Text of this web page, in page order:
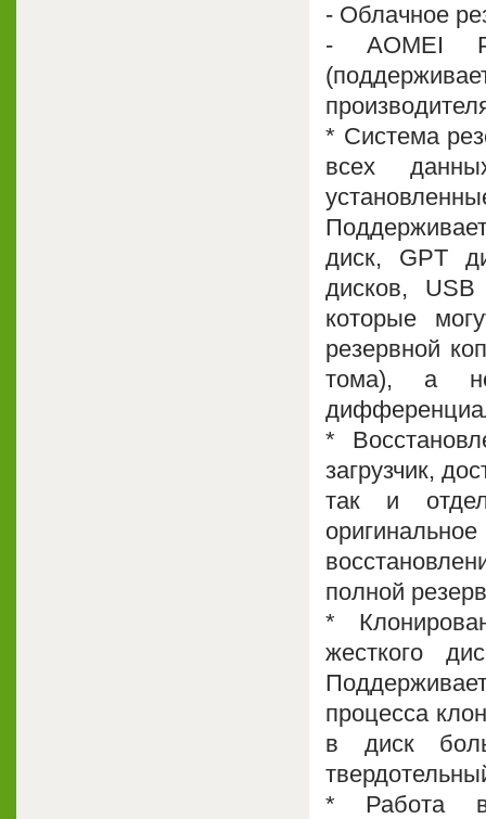
- Облачное
- AOMEI
* Система
всех
диск, GPT
дисков,
которые
резервной
тома), а не
*
загрузчик,
так и
полной
*
жесткого
процесса
в диск
* Работа в